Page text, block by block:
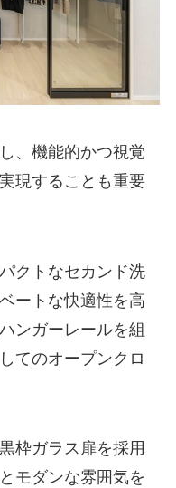
、機能的かつ視覚
現することも重要
クトなセカンド洗
ートな快適性を高
ンガーレールを組
てのオープンクロ
枠ガラス扉を採用
モダンな雰囲気を